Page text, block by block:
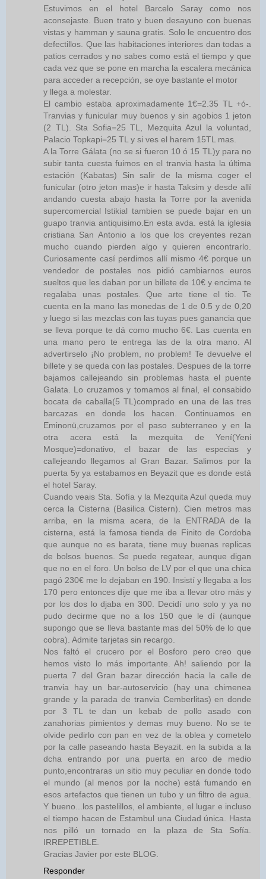
Estuvimos en el hotel Barcelo Saray como nos
aconsejaste. Buen trato y buen desayuno con buenas
vistas y hamman y sauna gratis. Solo le encuentro dos
defectillos. Que las habitaciones interiores dan todas a
patios cerrados y no sabes como está el tiempo y que
cada vez que se pone en marcha la escalera mecánica
para acceder a recepción, se oye bastante el motor
y llega a molestar.
El cambio estaba aproximadamente 1€=2.35 TL +ó-.
Tranvias y funicular muy buenos y sin agobios 1 jeton
(2 TL). Sta Sofia=25 TL, Mezquita Azul la voluntad,
Palacio Topkapi=25 TL y si ves el harem 15TL mas.
A la Torre Gálata (no se si fueron 10 ó 15 TL)y para no
subir tanta cuesta fuimos en el tranvia hasta la última
estación (Kabatas) Sin salir de la misma coger el
funicular (otro jeton mas)e ir hasta Taksim y desde allí
andando cuesta abajo hasta la Torre por la avenida
supercomercial Istikial tambien se puede bajar en un
guapo tranvia antiquisimo.En esta avda. está la iglesia
cristiana San Antonio a los que los creyentes rezan
mucho cuando pierden algo y quieren encontrarlo.
Curiosamente casí perdimos allí mismo 4€ porque un
vendedor de postales nos pidió cambiarnos euros
sueltos que les daban por un billete de 10€ y encima te
regalaba unas postales. Que arte tiene el tio. Te
cuenta en la mano las monedas de 1 de 0.5 y de 0,20
y luego si las mezclas con las tuyas pues ganancia que
se lleva porque te dá como mucho 6€. Las cuenta en
una mano pero te entrega las de la otra mano. Al
advertirselo ¡No problem, no problem! Te devuelve el
billete y se queda con las postales. Despues de la torre
bajamos callejeando sin problemas hasta el puente
Galata. Lo cruzamos y tomamos al final, el consabido
bocata de caballa(5 TL)comprado en una de las tres
barcazas en donde los hacen. Continuamos en
Eminonü,cruzamos por el paso subterraneo y en la
otra acera está la mezquita de Yení(Yeni
Mosque)=donativo, el bazar de las especias y
callejeando llegamos al Gran Bazar. Salimos por la
puerta 5y ya estabamos en Beyazit que es donde está
el hotel Saray.
Cuando veais Sta. Sofía y la Mezquita Azul queda muy
cerca la Cisterna (Basilica Cistern). Cien metros mas
arriba, en la misma acera, de la ENTRADA de la
cisterna, está la famosa tienda de Finito de Cordoba
que aunque no es barata, tiene muy buenas replicas
de bolsos buenos. Se puede regatear, aunque digan
que no en el foro. Un bolso de LV por el que una chica
pagó 230€ me lo dejaban en 190. Insistí y llegaba a los
170 pero entonces dije que me iba a llevar otro más y
por los dos lo djaba en 300. Decidí uno solo y ya no
pudo decirme que no a los 150 que le dí (aunque
supongo que se lleva bastante mas del 50% de lo que
cobra). Admite tarjetas sin recargo.
Nos faltó el crucero por el Bosforo pero creo que
hemos visto lo más importante. Ah! saliendo por la
puerta 7 del Gran bazar dirección hacia la calle de
tranvia hay un bar-autoservicio (hay una chimenea
grande y la parada de tranvia Cemberlitas) en donde
por 3 TL te dan un kebab de pollo asado con
zanahorias pimientos y demas muy bueno. No se te
olvide pedirlo con pan en vez de la oblea y cometelo
por la calle paseando hasta Beyazit. en la subida a la
dcha entrando por una puerta en arco de medio
punto,encontraras un sitio muy peculiar en donde todo
el mundo (al menos por la noche) está fumando en
esos artefactos que tienen un tubo y un filtro de agua.
Y bueno...los pastelillos, el ambiente, el lugar e incluso
el tiempo hacen de Estambul una Ciudad única. Hasta
nos pilló un tornado en la plaza de Sta Sofía.
IRREPETIBLE.
Gracias Javier por este BLOG.
Responder